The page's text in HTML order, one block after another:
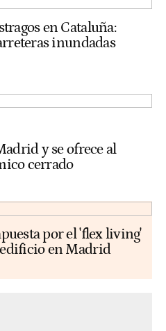
en Cataluña:
inundadas
y se ofrece al
cerrado
por el 'flex living'
en Madrid